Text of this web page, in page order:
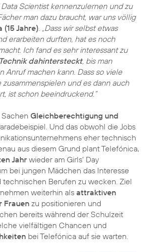
Data Scientist kennenzulernen und zu
man dazu braucht, war uns völlig
(15 Jahre)
„Dass wir selbst etwas
erarbeiten durften, hat es noch
Ich fand es sehr interessant zu
dahintersteckt, bis man
Anruf machen kann. Dass so viele
zusammenspielen und es dann auch
ist schon beeindruckend.“
Gleichberechtigung und
Und das obwohl die Jobs
eher technisch
aus diesem Grund plant Telefónica,
Jahr wieder am Girls‘ Day
bei jungen Mädchen das Interesse
technischen Berufen zu wecken. Ziel
weiterhin als attraktiven
Frauenzu positionieren und
bereits während der Schulzeit
vielfältigen Chancen und
bei Telefónica auf sie warten.